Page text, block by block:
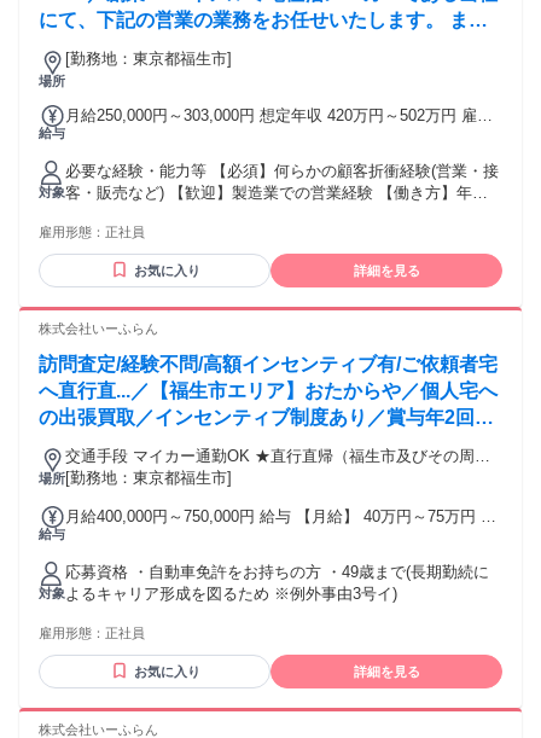
ンを楽しみながら、経験をつめる方が結果を出しています！
研修制度】 入社後は、AIを活用した最新の研修プログラム
と、 講師講習、サポートで基礎から学べます。 ▼研修の流れ
（約1カ月間） 1．座学： 商品知識や電話対応の基礎をインプ
のフィードバックを受けながら実務スタート ＼約1カ月間の研
している社員の共通点】 当社では「HKK（褒める・共感す
る・感謝する）」という行動指針を大切にしています。 お客
です。 また、未経験からスタートして 高い成果を出している
メンバーには、 以下のような共通点があります。 💡着実にや
り遂げる「セルフマネジメント力」 フルリモートだからこ
積み重ねられるメンバーが活躍しています。 💡成果の土台と
なる「楽しみながら会話」 1件1件の丁寧なコミュニケーショ
ンを楽しみながら、経験をつめる方が結果を出しています！
にて、下記の営業の業務をお任せいたします。 まず
は営業事務からお任せし、知識をつけた後、先輩の営
業同行(OJT)となります。未経験から安心してチャレ
場所
[勤務地：東京都福生市]
給与
月給250,000円～303,000円 想定年収 420万円～502万円 雇用
給￥250,000～￥303,000 基本給￥250,000～￥303,000を含む/
月 ■賞与実績:年2回(夏季冬季)昇給年1回 諸手当：通勤手当
（会社規定に基づき支給）、残業手当（残業時間に応じて別
途支給） 試用期間 有 期間：6ヶ月 備考：変更無
対象
必要な経験・能力等 【必須】何らかの顧客折衝経験(営業・接
客・販売など) 【歓迎】製造業での営業経験 【働き方】年休
スタイル】新規飛び込みなどはなく、複数人で訪問となりま
す。1人で営業先に訪問することは基本ありませんのでご安心
ください。 【事業の安定性】当社は研究開発に特化してお
チング」「化成技術」により、小型かつ大容量の電気を貯め
います。技術力を基盤として、無借金経営を継続していま
す。 学歴・資格 学歴：大学院 大学 高専 短大 専修学校 高校
語学力： 資格：第一種運転免許普通自動車
雇用形態： 正社員
お気に入り 詳細を見る
株式会社いーふらん
訪問査定/経験不問/高額インセンティブ有/ご依頼者宅
へ直行直...／【福生市エリア】おたからや／個人宅へ
の出張買取／インセンティブ制度あり／賞与年2回／
長期休暇あり／未経験OK／シフト制
場所
交通手段 マイカー通勤OK ★直行直帰（福生市及びその周辺
エリア） 【最寄り駅】 ・ＪＲ青梅線「福生駅」
[勤務地：東京都福生市]
給与
月給400,000円～750,000円 給与 【月給】 40万円～75万円 ・
額インセンティブ ・役職手当 ・表彰制度 ・出張手当(50,000
円) ・交通費全額支給
対象
応募資格 ・自動車免許をお持ちの方 ・49歳まで(長期勤続に
よるキャリア形成を図るため ※例外事由3号イ)
雇用形態： 正社員
お気に入り 詳細を見る
株式会社いーふらん